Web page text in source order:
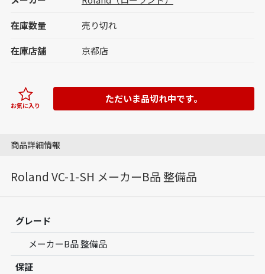
在庫数量 売り切れ
在庫店舗 京都店
ただいま品切れ中です。
お気に入り
商品詳細情報
Roland VC-1-SH メーカーB品 整備品
グレード
メーカーB品 整備品
保証